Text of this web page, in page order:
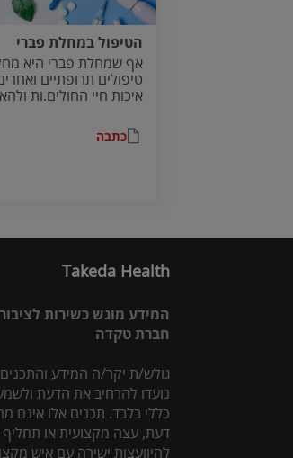
הטיפול במחלת פברי
אף שמחלת פברי היא
טיפולים תרופתיים
איכות חיי החולים.ות
כתבה
Takeda Health
המידע מוגש כשירות
חברת טקדה
גולש/ת יקר/ה המידע
נועדו להרחיב את הדעת
כללי בלבד. תכנים אלו אינם
דעת, עצה מקצועית או תחליף
להיוועצות ישירה עם איש